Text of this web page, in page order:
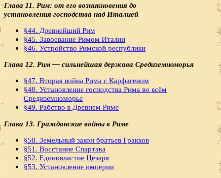
Глава 11. Рим: от его возникновения до
установления господства над Италией
§44. Древнейший Рим
§45. Завоевание Римом Италии
§46. Устройство Римской республики
Глава 12. Рим — сильнейшая держава Средиземноморья
§47. Вторая война Рима с Карфагеном
§48. Установление господства Рима во всём
Средиземноморье
§49. Рабство в Древнем Риме
Глава 13. Гражданские войны в Риме
§50. Земельный закон братьев Гракхов
§51. Восстание Спартака
§52. Единовластие Цезаря
§53. Установление империи